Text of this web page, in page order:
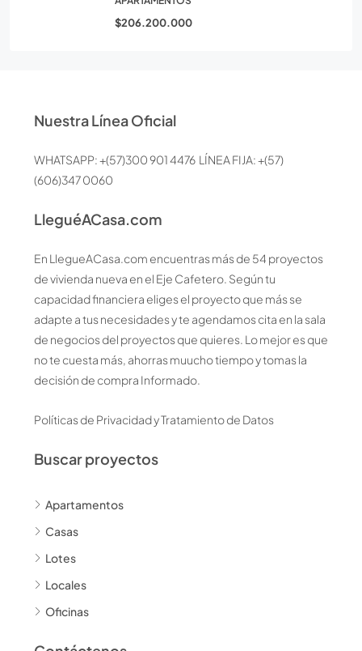
$206.200.000
Nuestra Línea Oficial
WHATSAPP: +(57)300 901 4476 LÍNEA FIJA: +(57)
(606)347 0060
LleguéACasa.com
En LlegueACasa.com encuentras más de 54 proyectos
de vivienda nueva en el Eje Cafetero. Según tu
capacidad financiera eliges el proyecto que más se
adapte a tus necesidades y te agendamos cita en la sala
de negocios del proyectos que quieres. Lo mejor es que
no te cuesta más, ahorras muucho tiempo y tomas la
decisión de compra Informado.
Políticas de Privacidad y Tratamiento de Datos
Buscar proyectos
Apartamentos
Casas
Lotes
Locales
Oficinas